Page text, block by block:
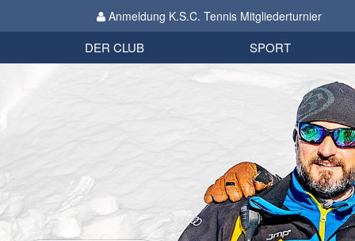
Anmeldung K.S.C. Tennis Mitgliederturnier
DER CLUB
Organisation
SPORT
Biathlon
Datenschutzverordnung 2018
Impressum